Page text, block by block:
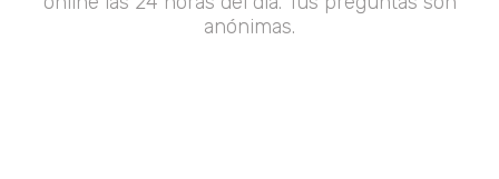
anónimas.